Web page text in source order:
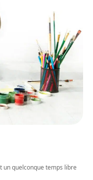
un quelconque temps libre